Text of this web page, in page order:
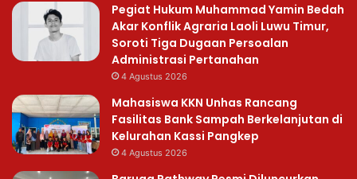
Pegiat Hukum Muhammad Yamin Bedah
Akar Konflik Agraria Laoli Luwu Timur,
Soroti Tiga Dugaan Persoalan
Administrasi Pertanahan
4 Agustus 2026
Mahasiswa KKN Unhas Rancang
Fasilitas Bank Sampah Berkelanjutan di
Kelurahan Kassi Pangkep
4 Agustus 2026